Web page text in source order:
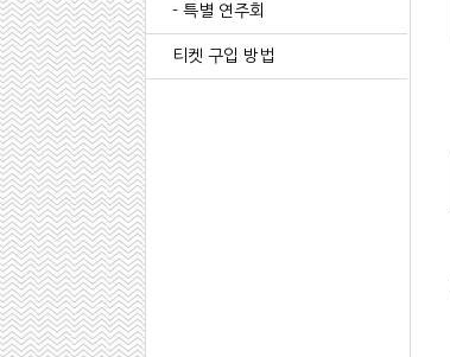
- 특별 연주회
티켓 구입 방법